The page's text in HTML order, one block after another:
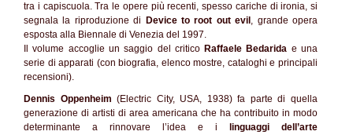
tra i capiscuola. Tra le opere più recenti, spesso cariche di ironia, si
segnala la riproduzione di
Device to root out evil , grande opera
esposta alla Biennale di Venezia del 1997.
Il volume accoglie un saggio del critico Raffaele Bedarida e una
serie di apparati (con biografia, elenco mostre, cataloghi e principali
recensioni).
Dennis Oppenheim (Electric City, USA, 1938) fa parte di quella
generazione di artisti di area americana che ha contribuito in modo
determinante a rinnovare l’idea e i
linguaggi dell’arte